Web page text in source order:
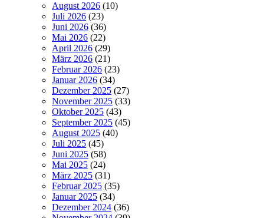
August 2026 (10)
Juli 2026 (23)
Juni 2026 (36)
Mai 2026 (22)
April 2026 (29)
März 2026 (21)
Februar 2026 (23)
Januar 2026 (34)
Dezember 2025 (27)
November 2025 (33)
Oktober 2025 (43)
September 2025 (45)
August 2025 (40)
Juli 2025 (45)
Juni 2025 (58)
Mai 2025 (24)
März 2025 (31)
Februar 2025 (35)
Januar 2025 (34)
Dezember 2024 (36)